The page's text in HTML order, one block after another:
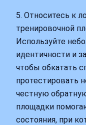
5. Относитесь к
тренировочной
Используйте
идентичности и
чтобы обкатать
протестировать
честную
площадки
состояния, при